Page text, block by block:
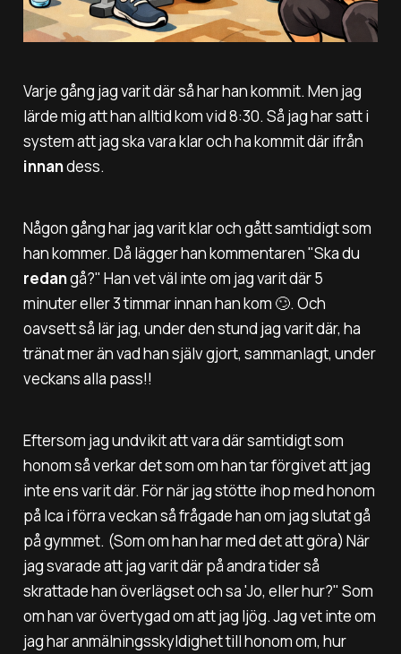
Varje gång jag varit där så har han kommit. Men jag
lärde mig att han alltid kom vid 8:30. Så jag har satt i
system att jag ska vara klar och ha kommit där ifrån
innandess.
Någon gång har jag varit klar och gått samtidigt som
han kommer. Då lägger han kommentaren"Ska du
redangå?" Han vet väl inte om jag varit där 5
minuter eller 3 timmar innan han kom 🙄. Och
oavsett så lär jag, under den stund jag varit där, ha
tränat mer än vad han själv gjort, sammanlagt, under
veckans alla pass!!
Eftersom jag undvikit att vara där samtidigt som
honom så verkar det som om han tar förgivet att jag
inte ens varit där. För när jag stötte ihop med honom
på Ica i förra veckan så frågade han om jag slutat gå
på gymmet. (Som om han har med det att göra) När
jag svarade att jag varit där på andra tider så
skrattade han överlägset och sa'Jo, eller hur?" Som
om han var övertygad om att jag ljög. Jag vet inte om
jag har anmälningsskyldighet till honom om, hur